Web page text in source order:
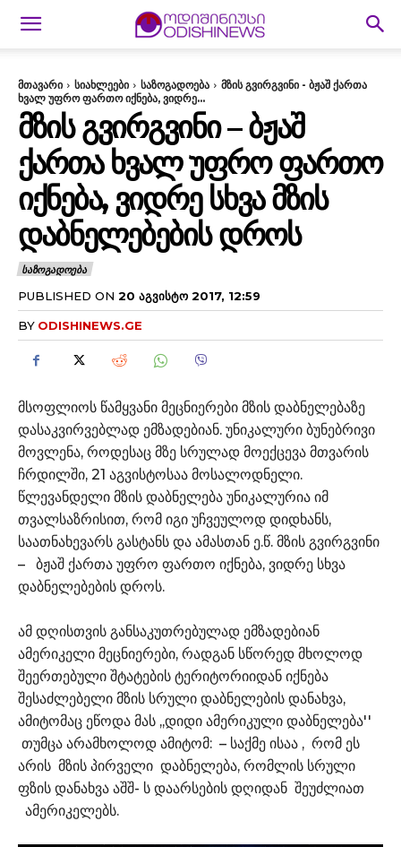
მთავარი სიახლეები საზოგადოება
მზის გვირგვინი - ბჟაშ ქართა
ხვალ უფრო ფართო იქნება, ვიდრე...
ᲛᲖᲘᲡ ᲒᲕᲘᲠᲒᲕᲘᲜᲘ – ᲑᲟᲐᲨ
ᲥᲐᲠᲗᲐ ᲮᲕᲐᲚ ᲣᲤᲠᲝ ᲤᲐᲠᲗᲝ
ᲘᲥᲜᲔᲑᲐ, ᲕᲘᲓᲠᲔ ᲡᲮᲕᲐ ᲛᲖᲘᲡ
ᲓᲐᲑᲜᲔᲚᲔᲑᲔᲑᲘᲡ ᲓᲠᲝᲡ
ᲡᲐᲖᲝᲒᲐᲓᲝᲔᲑᲐ
PUBLISHED ON 20 ᲐᲒᲕᲘᲡᲢᲝ 2017, 12:59
BY ODISHINEWS.GE
მსოფლიოს წამყვანი მეცნიერები მზის დაბნელებაზე
დასაკვირვებლად ემზადებიან. უნიკალური ბუნებრივი
მოვლენა, როდესაც მზე სრულად მოექცევა მთვარის
ჩრდილში, 21 აგვისტოსაა მოსალოდნელი.
წლევანდელი მზის დაბნელება უნიკალურია იმ
თვალსაზრისით, რომ იგი უჩვეულოდ დიდხანს,
საათნახევარს გასტანს და ამასთან ე.წ. მზის გვირგვინი
– ბჟაშ ქართა უფრო ფართო იქნება, ვიდრე სხვა
დაბნელებების დროს.
ამ დღისთვის განსაკუთრებულად ემზადებიან
ამერიკელი მეცნიერები, რადგან სწორედ მხოლოდ
შეერთებული შტატების ტერიტორიიდან იქნება
შესაძლებელი მზის სრული დაბნელების დანახვა,
ამიტომაც ეწოდა მას ,,დიდი ამერიკული დაბნელება''
თუმცა არამხოლოდ ამიტომ: – საქმე ისაა , რომ ეს
არის მზის პირველი დაბნელება, რომლის სრული
ფზის დანახვა აშშ- ს დაარსების დღიდან შეუძლიათ
ამერიკელებს.